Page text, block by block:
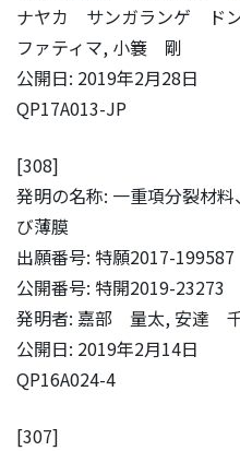
ナヤカ サンガランゲ ド
ファティマ, 小簔 剛
公開日: 2019年2月28日
QP17A013-JP
[308]
発明の名称: 一重項分裂材
び薄膜
出願番号: 特願2017-199587
公開番号: 特開2019-23273
発明者: 嘉部 量太, 安達
公開日: 2019年2月14日
QP16A024-4
[307]